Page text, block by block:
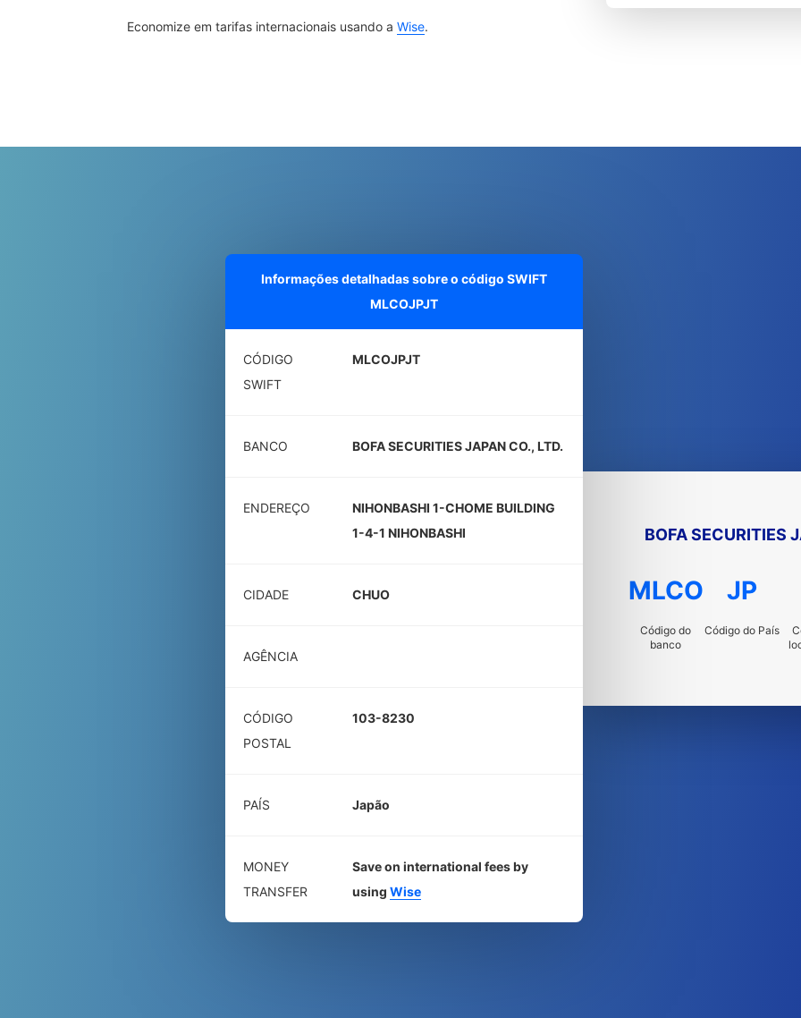
Economize em tarifas internacionais usando a Wise.
Informações detalhadas sobre o código SWIFT
MLCOJPJT
CÓDIGO
SWIFT
MLCOJPJT
BANCO BOFA SECURITIES JAPAN CO., LTD.
ENDEREÇO
NIHONBASHI 1-CHOME BUILDING
1-4-1 NIHONBASHI
CIDADE CHUO
AGÊNCIA
CÓDIGO
POSTAL
103-8230
PAÍS Japão
MONEY
TRANSFER
Save on international fees by
using Wise
BOFA SECURITIES
MLCO
Código do
banco
JP
Código do País